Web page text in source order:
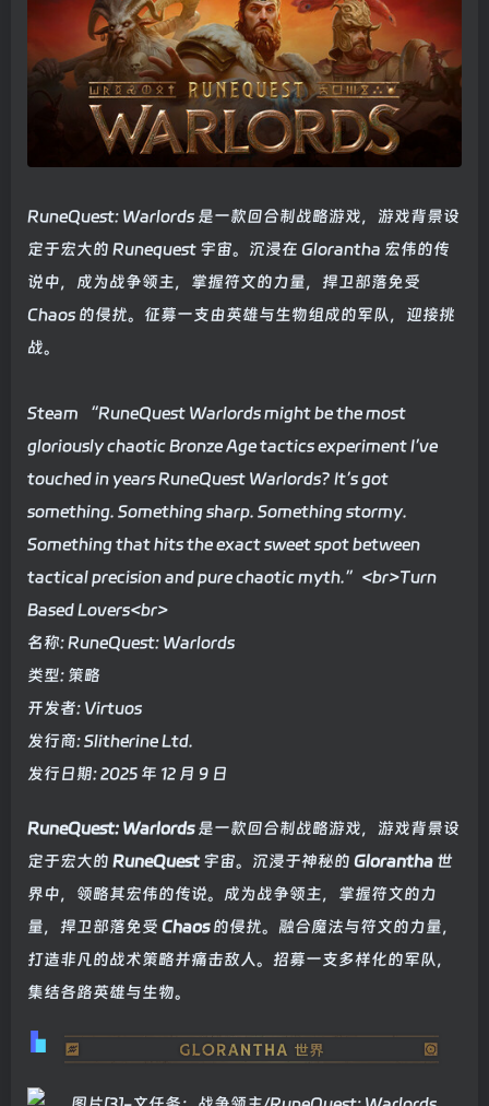
RuneQuest: Warlords 是一款回合制战略游戏，游戏背景设
定于宏大的 Runequest 宇宙。沉浸在 Glorantha 宏伟的传
说中，成为战争领主，掌握符文的力量，捍卫部落免受
Chaos 的侵扰。征募一支由英雄与生物组成的军队，迎接挑
战。
Steam “RuneQuest Warlords might be the most
gloriously chaotic Bronze Age tactics experiment I’ve
touched in years RuneQuest Warlords? It’s got
something. Something sharp. Something stormy.
Something that hits the exact sweet spot between
tactical precision and pure chaotic myth.”<br>Turn
Based Lovers<br>
名称: RuneQuest: Warlords
类型: 策略
开发者: Virtuos
发行商: Slitherine Ltd.
发行日期: 2025 年 12 月 9 日
RuneQuest: Warlords是一款回合制战略游戏，游戏背景设
定于宏大的 RuneQuest 宇宙。沉浸于神秘的 Glorantha 世
界中，领略其宏伟的传说。成为战争领主，掌握符文的力
量，捍卫部落免受 Chaos的侵扰。融合魔法与符文的力量，
打造非凡的战术策略并痛击敌人。招募一支多样化的军队，
集结各路英雄与生物。